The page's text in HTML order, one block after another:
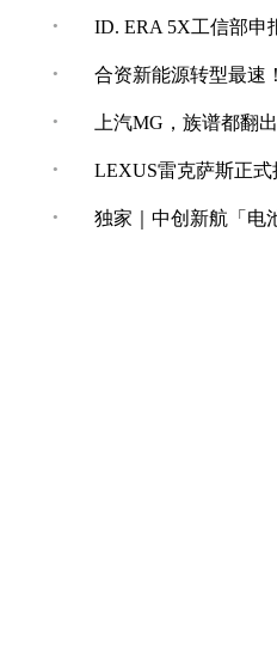
· ID. ERA 5X工信部申报图曝
· 合资新能源转型最速！东风日
· 上汽MG，族谱都翻
· LEXUS雷克萨斯正式推出LX、GX
· 独家｜中创新航「电池鼓包」